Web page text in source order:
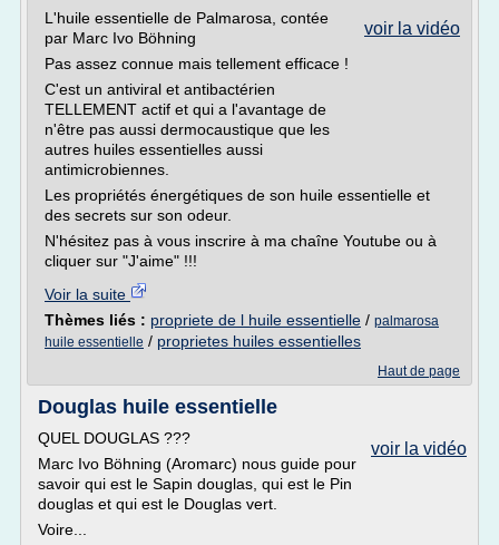
voir la vidéo
L'huile essentielle de Palmarosa, contée
par Marc Ivo Böhning
Pas assez connue mais tellement efficace !
C'est un antiviral et antibactérien
TELLEMENT actif et qui a l'avantage de
n'être pas aussi dermocaustique que les
autres huiles essentielles aussi
antimicrobiennes.
Les propriétés énergétiques de son huile essentielle et
des secrets sur son odeur.
N'hésitez pas à vous inscrire à ma chaîne Youtube ou à
cliquer sur "J'aime" !!!
Voir la suite
Thèmes liés : propriete de l huile essentielle / palmarosa
huile essentielle / proprietes huiles essentielles
Haut de page
Douglas huile essentielle
voir la vidéo
QUEL DOUGLAS ???
Marc Ivo Böhning (Aromarc) nous guide pour
savoir qui est le Sapin douglas, qui est le Pin
douglas et qui est le Douglas vert.
Voire...